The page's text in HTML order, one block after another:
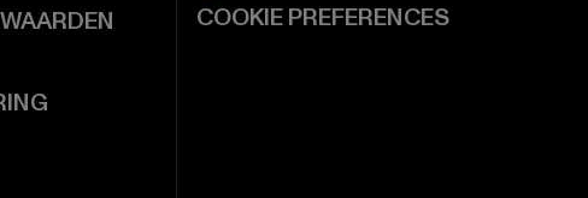
COOKIE PREFERENCES